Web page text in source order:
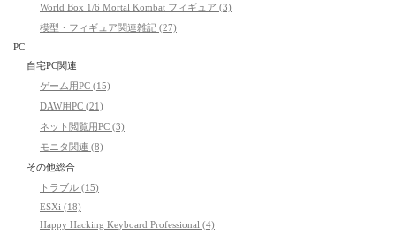
World Box 1/6 Mortal Kombat フィギュア (3)
模型・フィギュア関連雑記 (27)
PC
自宅PC関連
ゲーム用PC (15)
DAW用PC (21)
ネット閲覧用PC (3)
モニタ関連 (8)
その他総合
トラブル (15)
ESXi (18)
Happy Hacking Keyboard Professional (4)